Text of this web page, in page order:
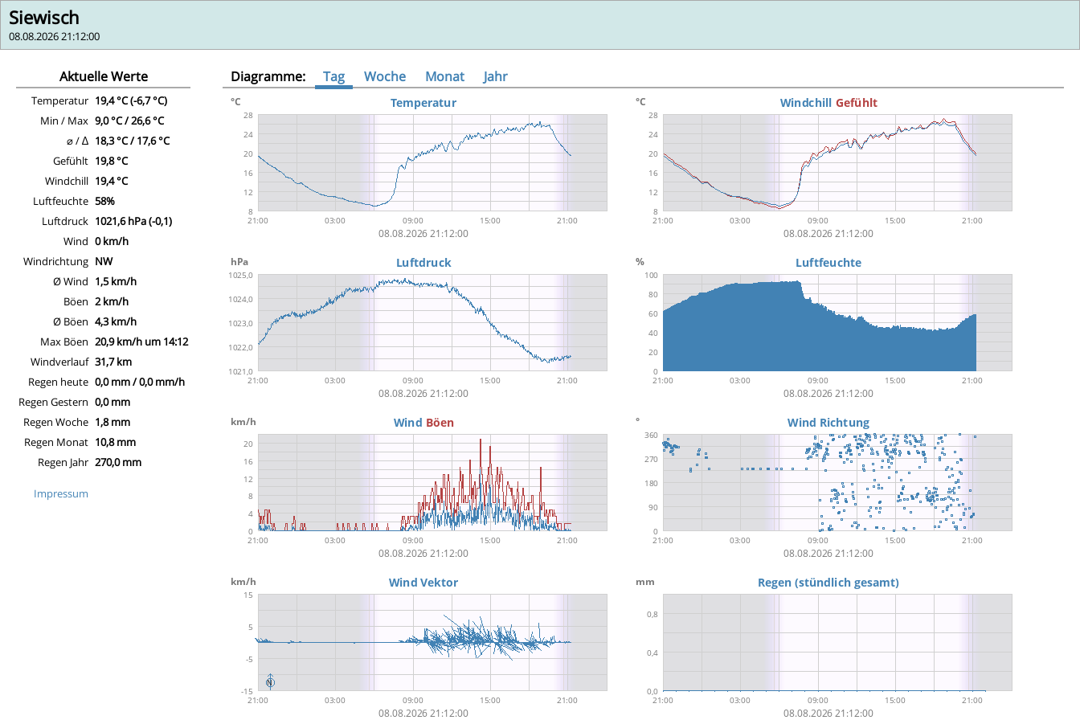
Siewisch
08.08.2026 21:12:00
Aktuelle Werte
Temperatur 19,4 °C (-6,7 °C)
Min / Max 9,0 °C / 26,6 °C
⌀ / ∆ 18,3 °C / 17,6 °C
Gefühlt 19,8 °C
Windchill 19,4 °C
Luftfeuchte 58%
Luftdruck 1021,6 hPa (-0,1)
Wind 0 km/h
Windrichtung NW
Ø Wind 1,5 km/h
Böen 2 km/h
Ø Böen 4,3 km/h
Max Böen 20,9 km/h um 14:12
Windverlauf 31,7 km
Regen heute 0,0 mm / 0,0 mm/h
Regen Gestern 0,0 mm
Regen Woche 1,8 mm
Regen Monat 10,8 mm
Regen Jahr 270,0 mm
Impressum
Diagramme: Tag Woche Monat Jahr